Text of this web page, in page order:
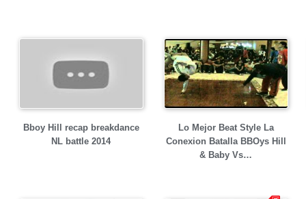
Bboy Hill recap breakdance
NL battle 2014
Lo Mejor Beat Style La
Conexion Batalla BBOys Hill
& Baby Vs…